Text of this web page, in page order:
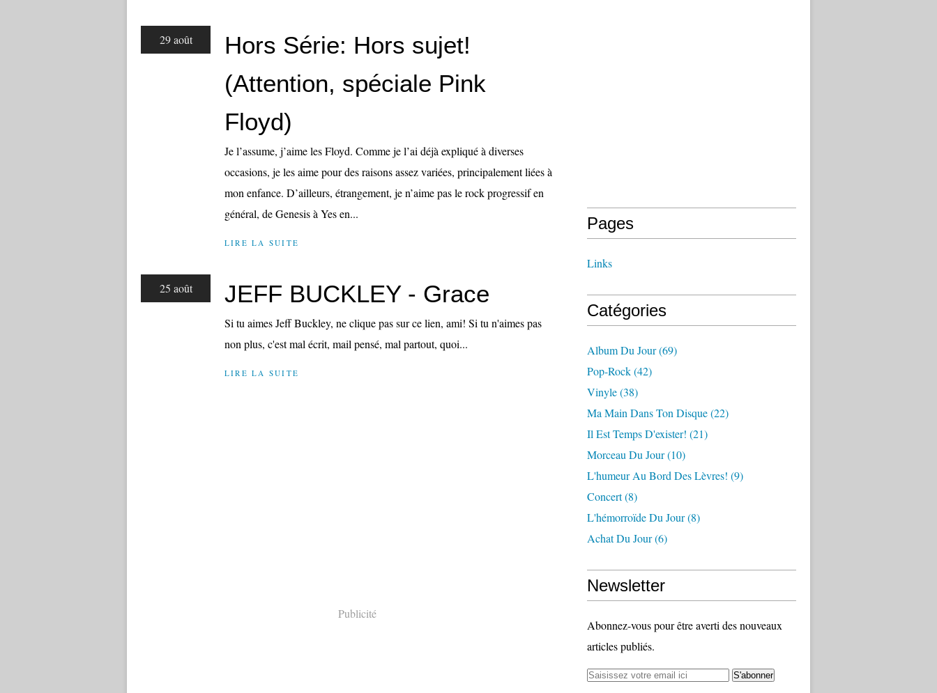
29 août
Hors Série: Hors sujet!
(Attention, spéciale Pink
Floyd)
Je l’assume, j’aime les Floyd. Comme je l’ai déjà expliqué à diverses
occasions, je les aime pour des raisons assez variées, principalement liées à
mon enfance. D’ailleurs, étrangement, je n’aime pas le rock progressif en
général, de Genesis à Yes en...
LIRE LA SUITE
25 août JEFF BUCKLEY - Grace
Si tu aimes Jeff Buckley, ne clique pas sur ce lien, ami! Si tu n'aimes pas
non plus, c'est mal écrit, mail pensé, mal partout, quoi...
LIRE LA SUITE
Publicité
Pages
Links
Catégories
Album Du Jour(69)
Pop-Rock(42)
Vinyle(38)
Ma Main Dans Ton Disque(22)
Il Est Temps D'exister! (21)
Morceau Du Jour(10)
L'humeur Au Bord Des Lèvres! (9)
Concert(8)
L'hémorroïde Du Jour(8)
Achat Du Jour(6)
Newsletter
Abonnez-vous pour être averti des nouveaux
articles publiés.